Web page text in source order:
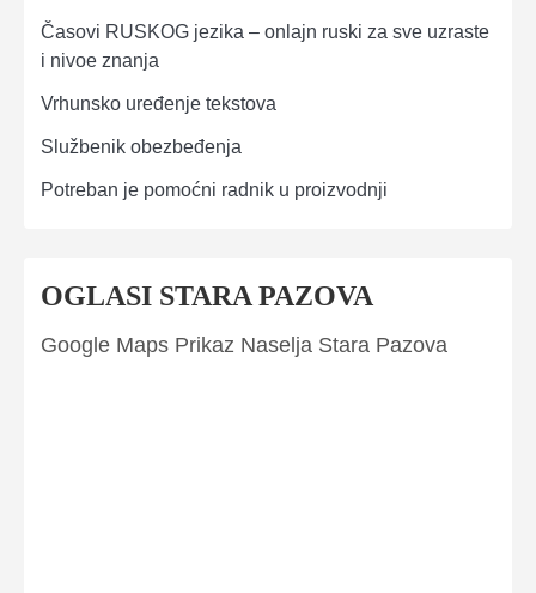
Časovi RUSKOG jezika – onlajn ruski za sve uzraste
i nivoe znanja
Vrhunsko uređenje tekstova
Službenik obezbeđenja
Potreban je pomoćni radnik u proizvodnji
OGLASI STARA PAZOVA
Google Maps Prikaz Naselja Stara Pazova